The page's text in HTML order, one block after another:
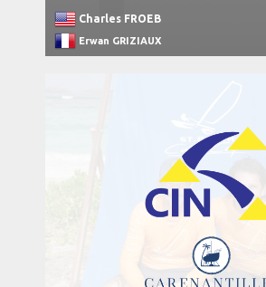
Charles FROEB
Erwan GRIZIAUX